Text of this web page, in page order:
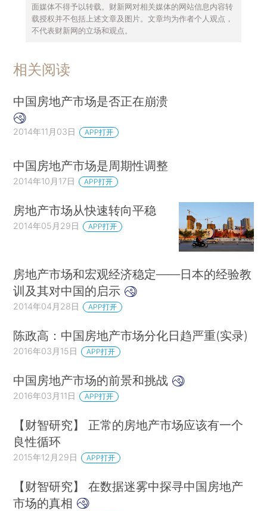
面媒体不得予以转载。财新网对相关媒体的网站信息内容转
载授权并不包括上述文章及图片。文章均为作者个人观点，
不代表财新网的立场和观点。
相关阅读
中国房地产市场是否正在崩溃
2014年11月03日 APP打开
中国房地产市场是周期性调整
2014年10月17日 APP打开
房地产市场从快速转向平稳
2014年05月29日 APP打开
房地产市场和宏观经济稳定——日本的经验教
训及其对中国的启示
2014年04月28日 APP打开
陈政高：中国房地产市场分化日趋严重(实录)
2016年03月15日 APP打开
中国房地产市场的前景和挑战
2016年03月11日 APP打开
【财智研究】 正常的房地产市场应该有一个
良性循环
2015年12月29日 APP打开
【财智研究】 在数据迷雾中探寻中国房地产
市场的真相